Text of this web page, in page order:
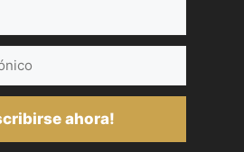
ahora!